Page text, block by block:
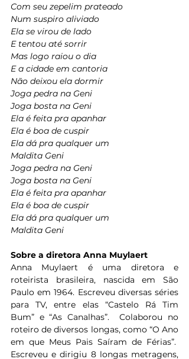
Com seu zepelim prateado
Num suspiro aliviado
Ela se virou de lado
E tentou até sorrir
Mas logo raiou o dia
E a cidade em cantoria
Não deixou ela dormir
Joga pedra na Geni
Joga bosta na Geni
Ela é feita pra apanhar
Ela é boa de cuspir
Ela dá pra qualquer um
Maldita Geni
Joga pedra na Geni
Joga bosta na Geni
Ela é feita pra apanhar
Ela é boa de cuspir
Ela dá pra qualquer um
Maldita Geni
Sobre a diretora Anna Muylaert
Anna Muylaert é uma diretora e
roteirista brasileira, nascida em São
Paulo em 1964. Escreveu diversas séries
para TV, entre elas “Castelo Rá Tim
Bum” e “As Canalhas”.  Colaborou no
roteiro de diversos longas, como “O Ano
em que Meus Pais Saíram de Férias”.
Escreveu e dirigiu 8 longas metragens,